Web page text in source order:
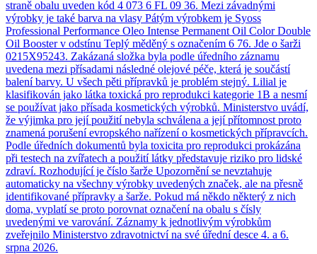
straně obalu uveden kód 4 073 6 FL 09 36. Mezi závadnými
výrobky je také barva na vlasy Pátým výrobkem je Syoss
Professional Performance Oleo Intense Permanent Oil Color Double
Oil Booster v odstínu Teplý měděný s označením 6 76. Jde o šarži
0215X95243. Zakázaná složka byla podle úředního záznamu
uvedena mezi přísadami následné olejové péče, která je součástí
balení barvy. U všech pěti přípravků je problém stejný. Lilial je
klasifikován jako látka toxická pro reprodukci kategorie 1B a nesmí
se používat jako přísada kosmetických výrobků. Ministerstvo uvádí,
že výjimka pro její použití nebyla schválena a její přítomnost proto
znamená porušení evropského nařízení o kosmetických přípravcích.
Podle úředních dokumentů byla toxicita pro reprodukci prokázána
při testech na zvířatech a použití látky představuje riziko pro lidské
zdraví. Rozhodující je číslo šarže Upozornění se nevztahuje
automaticky na všechny výrobky uvedených značek, ale na přesně
identifikované přípravky a šarže. Pokud má někdo některý z nich
doma, vyplatí se proto porovnat označení na obalu s čísly
uvedenými ve varování. Záznamy k jednotlivým výrobkům
zveřejnilo Ministerstvo zdravotnictví na své úřední desce 4. a 6.
srpna 2026.